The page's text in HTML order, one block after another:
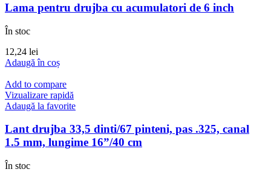
Lama pentru drujba cu acumulatori de 6 inch
În stoc
12,24 lei
Adaugă în coș
Add to compare
Vizualizare rapidă
Adaugă la favorite
Lant drujba 33,5 dinti/67 pinteni, pas .325, canal
1.5 mm, lungime 16”/40 cm
În stoc